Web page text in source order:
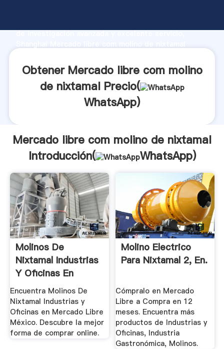
de investigación avanzada y excelente servicio,
clientes.
Obtener Mercado libre com molino
de nixtamal Precio(
WhatsApp)
Mercado libre com molino de nixtamal
Introducción(
WhatsApp)
Molinos De
Nixtamal Industrias
Y Oficinas En
Mercado.
Encuentra Molinos De
Nixtamal Industrias y
Oficinas en Mercado Libre
México. Descubre la mejor
forma de comprar online.
Molino Electrico
Para Nixtamal 2, En.
Cómpralo en Mercado
Libre a Compra en 12
meses. Encuentra más
productos de Industrias y
Oficinas, Industria
Gastronómica, Molinos.